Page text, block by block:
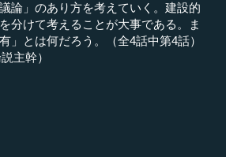
論」のあり方を考えていく。建設的
分けて考えることが大事である。ま
」とは何だろう。（全4話中第4話）
主幹）